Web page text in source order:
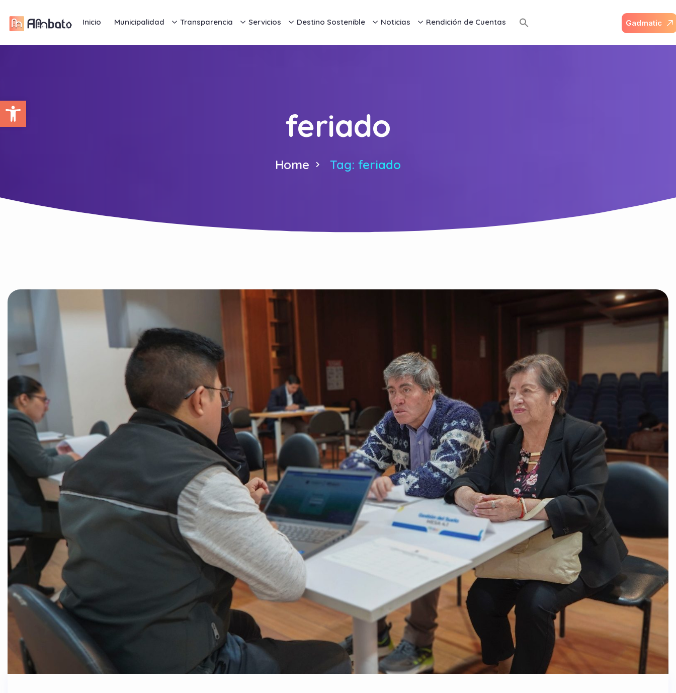
Abrir barra de herramientas
Inicio Municipalidad Transparencia Servicios Destino Sostenible Noticias Rendición de Cuentas Gadmatic
feriado
Home Tag: feriado